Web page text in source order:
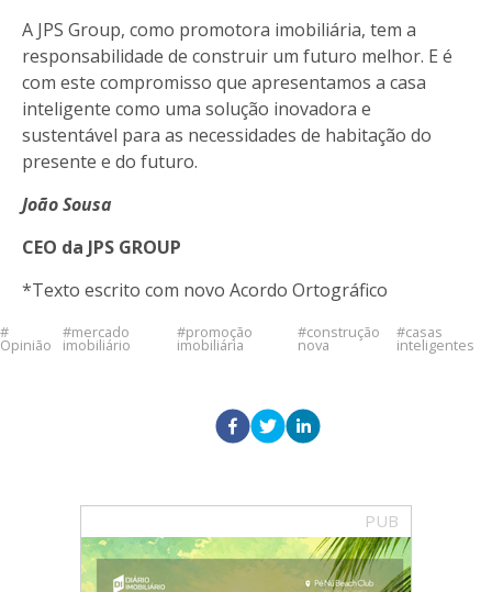
A JPS Group, como promotora imobiliária, tem a
responsabilidade de construir um futuro melhor. E é
com este compromisso que apresentamos a casa
inteligente como uma solução inovadora e
sustentável para as necessidades de habitação do
presente e do futuro.
João Sousa
CEO da JPS GROUP
*Texto escrito com novo Acordo Ortográfico
Opinião
mercado
imobiliário
promoção
imobiliária
construção
nova
casas
inteligentes
PUB